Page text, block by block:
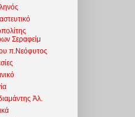
Σεραφείμ
π.Νεόφυτος
Ἀλ.